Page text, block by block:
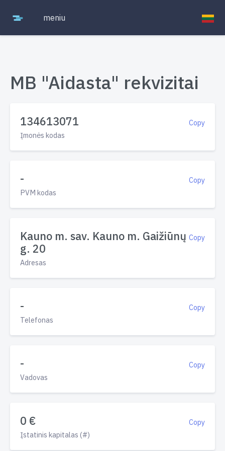
meniu
MB "Aidasta" rekvizitai
Copy
134613071
Įmonės kodas
Copy
-
PVM kodas
Copy
Kauno m. sav. Kauno m. Gaižiūnų
g. 20
Adresas
Copy
-
Telefonas
Copy
-
Vadovas
Copy
0 €
Įstatinis kapitalas (#)